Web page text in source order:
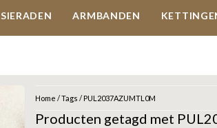
SIERADEN ARMBANDEN
Home /Tags / PUL2037AZUMTL0M
Producten getagd met